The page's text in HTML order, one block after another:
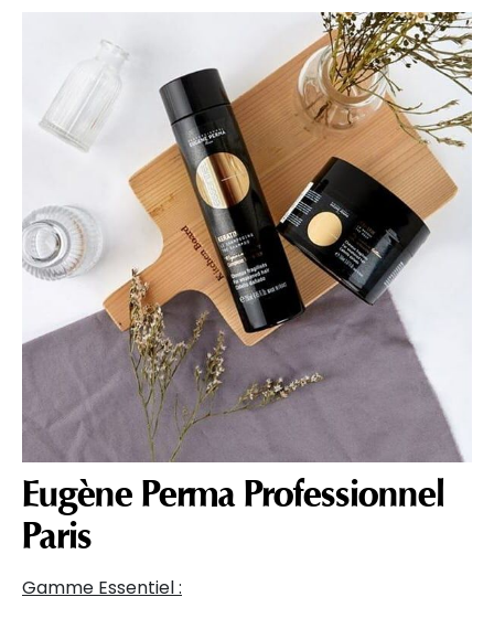
Eugène Perma Professionnel
Paris
Gamme Essentiel :